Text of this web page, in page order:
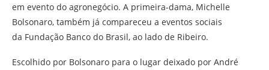
em evento do agronegócio. A primeira-dama, Michelle
Bolsonaro, também já compareceu a eventos sociais
da Fundação Banco do Brasil, ao lado de Ribeiro.
Escolhido por Bolsonaro para o lugar deixado por André